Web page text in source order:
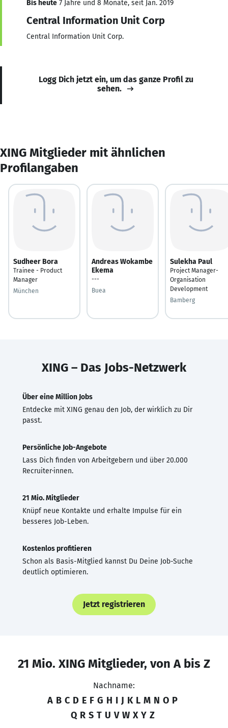
Bis heute 7 Jahre und 8 Monate, seit Jan. 2019
Central Information Unit Corp
Central Information Unit Corp.
Logg Dich jetzt ein, um das ganze Profil zu
sehen.
XING Mitglieder mit ähnlichen
Profilangaben
Sudheer Bora
Trainee - Product
Manager
München
Andreas Wokambe
Ekema
---
Buea
Sulekha Paul
Project Manager-
Organisation
Development
Bamberg
XING – Das Jobs-Netzwerk
Über eine Million Jobs
Entdecke mit XING genau den Job, der wirklich zu Dir
passt.
Persönliche Job-Angebote
Lass Dich finden von Arbeitgebern und über 20.000
Recruiter·innen.
21 Mio. Mitglieder
Knüpf neue Kontakte und erhalte Impulse für ein
besseres Job-Leben.
Kostenlos profitieren
Schon als Basis-Mitglied kannst Du Deine Job-Suche
deutlich optimieren.
Jetzt registrieren
21 Mio. XING Mitglieder, von A bis Z
Nachname:
A B C D E F G H I J K L M N O P
Q R S T U V W X Y Z